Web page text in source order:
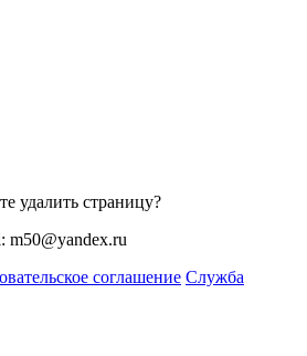
удалить страницу?
соглашение Служба